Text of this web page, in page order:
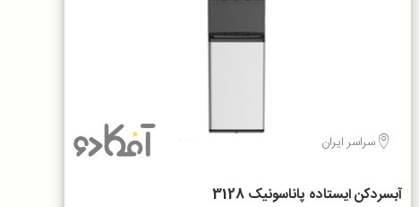
سراسر ایران
آبسردکن ایستاده پاناسونیک 3128